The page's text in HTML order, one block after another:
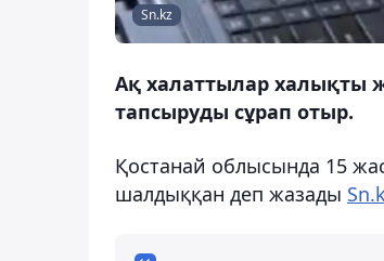
Sn.kz
Ақ халаттылар халықты
тапсыруды сұрап отыр.
Қостанай облысында 15
шалдыққан деп жазады